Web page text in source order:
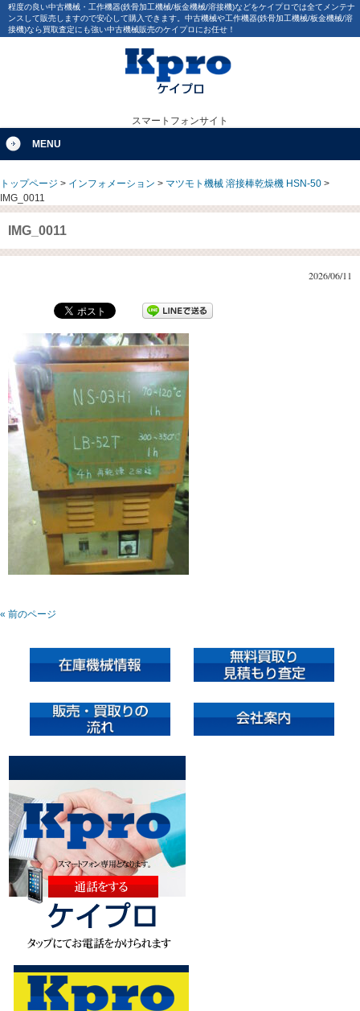
程度の良い中古機械・工作機器(鉄骨加工機械/板金機械/溶接機)などをケイプロでは全てメンテナ
ンスして販売しますので安心して購入できます。中古機械や工作機器(鉄骨加工機械/板金機械/溶
接機)なら買取査定にも強い中古機械販売のケイプロにお任せ！
スマートフォンサイト
MENU
トップページ > インフォメーション > マツモト機械 溶接棒乾燥機 HSN-50 >
IMG_0011
IMG_0011
2026/06/11
« 前のページ